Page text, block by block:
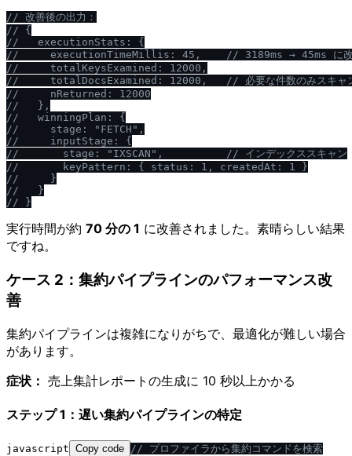
// 改善後の出力：
// {
//
   executionStats: {
//
     executionTimeMillis: 45,
// 3189ms → 45ms に
//
     totalKeysExamined: 12000,
//
     totalDocsExamined: 12000,
// 必要な件数のみスキャ
//
     nReturned: 12000
//
   },
//
   winningPlan: {
//
     stage: "FETCH",
//
     inputStage: {
//
       stage: "IXSCAN",
// インデックススキャン
//
       keyPattern: { status: 1, createdAt: 1 }
//
     }
//
   }
// }
実行時間が約 70 分の 1 に改善されました。素晴らしい結果
ですね。
ケース 2：集約パイプラインのパフォーマンス改
善
集約パイプラインは複雑になりがちで、最適化が難しい場合
があります。
症状： 売上集計レポートの生成に 10 秒以上かかる
ステップ 1：遅い集約パイプラインの特定
javascript Copy code // プロファイラから集約コマンドを検索